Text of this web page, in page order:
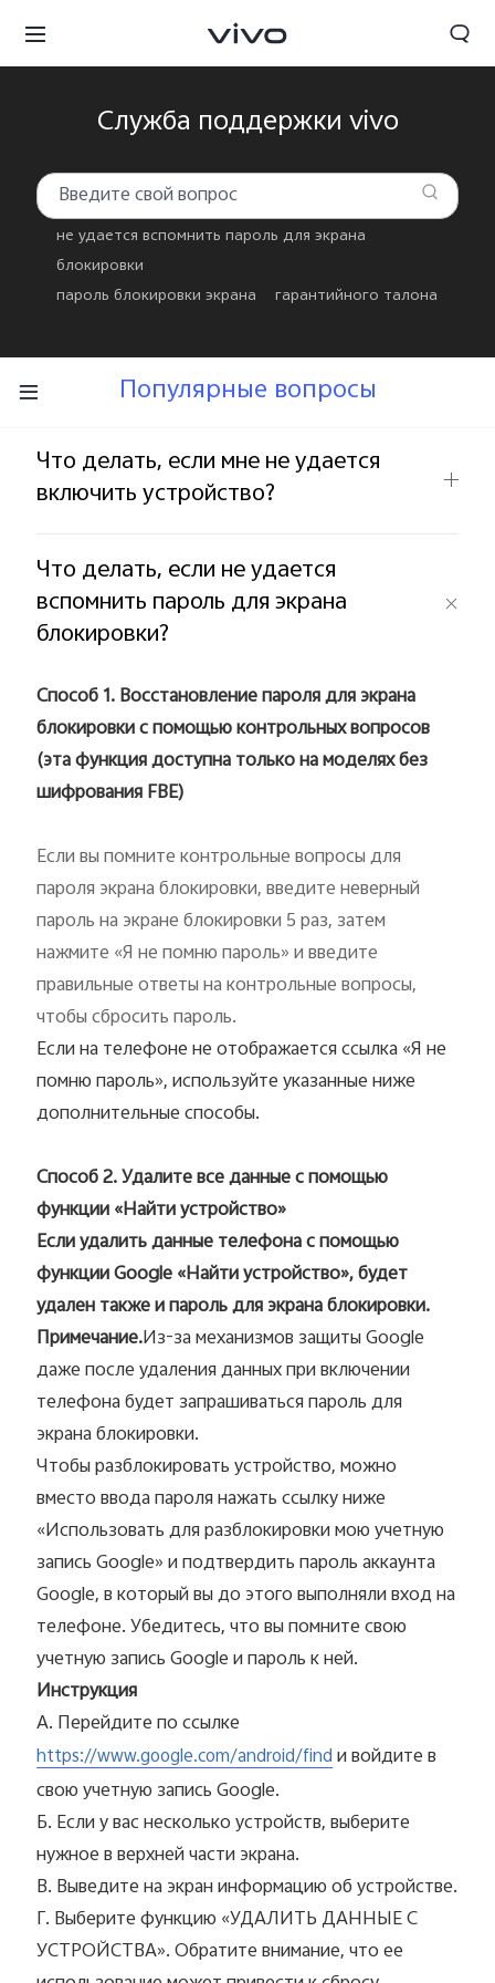
Служба поддержки vivo
не удается вспомнить пароль для экрана
блокировки
пароль блокировки экрана
гарантийного талона
Популярные вопросы
Что делать, если мне не удается
включить устройство?
Что делать, если не удается
вспомнить пароль для экрана
блокировки?
Способ 1. Восстановление пароля для экрана
блокировки с помощью контрольных вопросов
(эта функция доступна только на моделях без
шифрования FBE)
Если вы помните контрольные вопросы для
пароля экрана блокировки, введите неверный
пароль на экране блокировки 5 раз, затем
нажмите «Я не помню пароль» и введите
правильные ответы на контрольные вопросы,
чтобы сбросить пароль.
Если на телефоне не отображается ссылка «Я не
помню пароль», используйте указанные ниже
дополнительные способы.
Способ 2. Удалите все данные с помощью
функции «Найти устройство»
Если удалить данные телефона с помощью
функции Google «Найти устройство», будет
удален также и пароль для экрана блокировки.
Примечание.Из-за механизмов защиты Google
даже после удаления данных при включении
телефона будет запрашиваться пароль для
экрана блокировки.
Чтобы разблокировать устройство, можно
вместо ввода пароля нажать ссылку ниже
«Использовать для разблокировки мою учетную
запись Google» и подтвердить пароль аккаунта
Google, в который вы до этого выполняли вход на
телефоне. Убедитесь, что вы помните свою
учетную запись Google и пароль к ней.
Инструкция
А. Перейдите по ссылке
https://www.google.com/android/findи войдите в
свою учетную запись Google.
Б. Если у вас несколько устройств, выберите
нужное в верхней части экрана.
В. Выведите на экран информацию об устройстве.
Г. Выберите функцию «УДАЛИТЬ ДАННЫЕ С
УСТРОЙСТВА». Обратите внимание, что ее